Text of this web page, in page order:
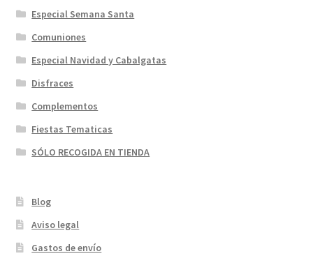
Especial Semana Santa
Comuniones
Especial Navidad y Cabalgatas
Disfraces
Complementos
Fiestas Tematicas
SÓLO RECOGIDA EN TIENDA
Blog
Aviso legal
Gastos de envío